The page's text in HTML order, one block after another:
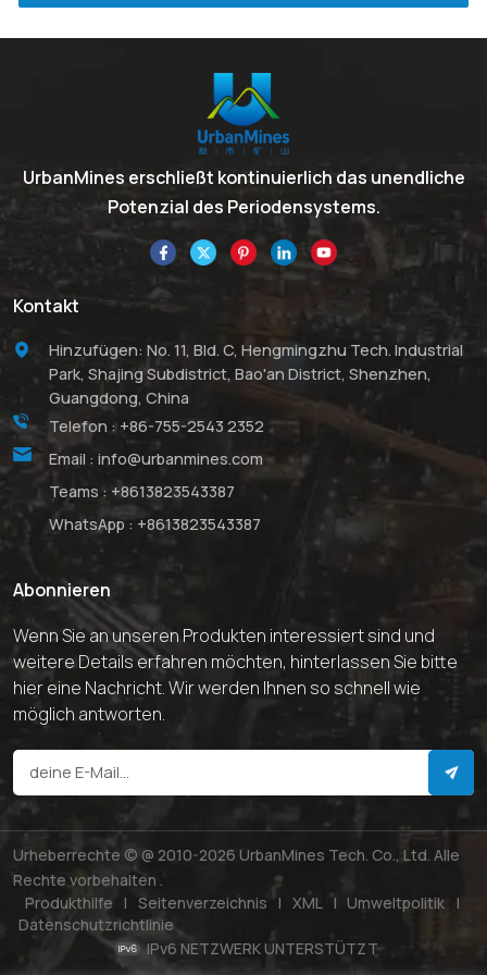
UrbanMines erschließt kontinuierlich das unendliche
Potenzial des Periodensystems.
Kontakt
Hinzufügen: No. 11, Bld. C, Hengmingzhu Tech. Industrial
Park, Shajing Subdistrict, Bao'an District, Shenzhen,
Guangdong, China
Telefon : +86-755-2543 2352
Email : info@urbanmines.com
Teams : +8613823543387
WhatsApp : +8613823543387
Abonnieren
Wenn Sie an unseren Produkten interessiert sind und
weitere Details erfahren möchten, hinterlassen Sie bitte
hier eine Nachricht. Wir werden Ihnen so schnell wie
möglich antworten.
Urheberrechte © @ 2010-2026 UrbanMines Tech. Co., Ltd. Alle
Rechte vorbehalten .
Produkthilfe | Seitenverzeichnis | XML | Umweltpolitik |
Datenschutzrichtlinie
IPv6 NETZWERK UNTERSTÜTZT